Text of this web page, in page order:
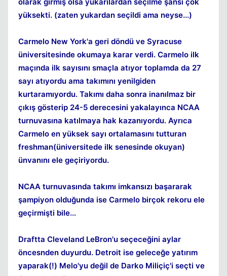
yüksekti. (zaten yukardan seçildi ama neyse...)
Carmelo New York'a geri döndü ve Syracuse
üniversitesinde okumaya karar verdi. Carmelo ilk
maçında ilk sayısını smaçla atıyor toplamda da 27
sayı atıyordu ama takımını yenilgiden
kurtaramıyordu. Takımı daha sonra inanılmaz bir
çıkış gösterip 24-5 derecesini yakalayınca NCAA
turnuvasına katılmaya hak kazanıyordu. Ayrıca
Carmelo en yüksek sayı ortalamasını tutturan
freshman(üniversitede ilk senesinde okuyan)
ünvanını ele geçiriyordu.
NCAA turnuvasında takımı imkansızı başararak
şampiyon olduğunda ise Carmelo birçok rekoru ele
geçirmişti bile...
Draftta Cleveland LeBron'u seçeceğini aylar
öncesnden duyurdu. Detroit ise geleceğe yatırım
yaparak(!) Melo'yu değil de Darko Miliçiç'i seçti ve